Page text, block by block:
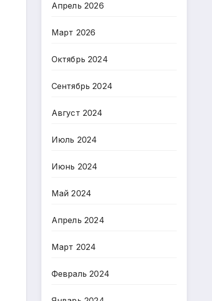
Апрель 2026
Март 2026
Октябрь 2024
Сентябрь 2024
Август 2024
Июль 2024
Июнь 2024
Май 2024
Апрель 2024
Март 2024
Февраль 2024